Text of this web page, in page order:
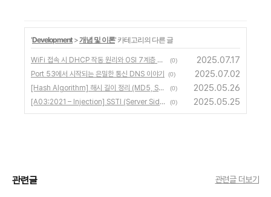
'Development >개념 및 이론' 카테고리의 다른 글
WiFi 접속 시 DHCP 작동 원리와 OSI 7계층 흐름 (0) 2025.07.17
Port 53에서 시작되는 은밀한 통신 DNS 이야기 (0) 2025.07.02
[Hash Algorithm] 해시 길이 정리 (MD5, SHA-1, SHA-256, SHA-512) (0) 2025.05.26
[A03:2021 – Injection] SSTI (Server Side Template Injection) 취약점 분석 (0) 2025.05.25
관련글 관련글 더보기